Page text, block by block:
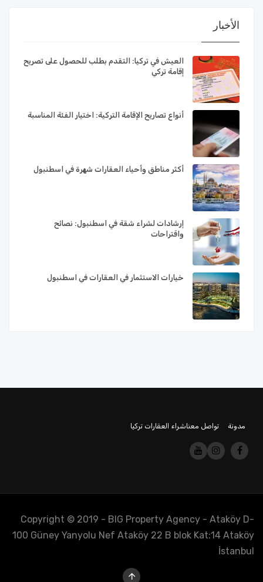
الأخبار
العيش في تركيا: التقدم بطلب للحصول على تصريح
إقامة تركي
أنواع تصاريح الإقامة التركية: اختيار الفئة المناسبة
أكثر مناطق وأحياء العقارات شهرة في اسطنبول
إرشادات لشراء شقة في اسطنبول: نصائح
واقتراحات
خيارات الاستثمار في العقارات في اسطنبول
مدونة تواصل معناشراء العقارات تركيا
Copyright © 2019 - BIG Property Agency - Ataköy D-
100 Güney Yanyolu Nef Ataköy 22 B blok Kat:14 Ataköy
İstanbul